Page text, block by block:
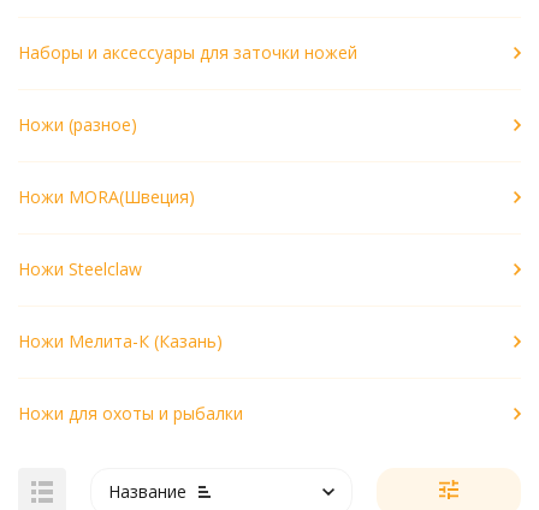
Наборы и аксессуары для заточки ножей
Ножи (разное)
Ножи MORA(Швеция)
Ножи Steelclaw
Ножи Мелита-К (Казань)
Ножи для охоты и рыбалки
Название